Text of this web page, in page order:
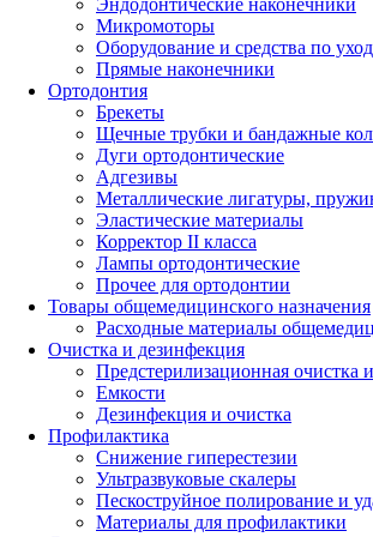
Микромоторы
Оборудование и средства по
Прямые наконечники
Ортодонтия
Брекеты
Щечные трубки и бандажные
Дуги ортодонтические
Адгезивы
Металлические лигатуры,
Эластические материалы
Корректор II класса
Лампы ортодонтические
Прочее для ортодонтии
Товары общемедицинского назначения
Расходные материалы
Очистка и дезинфекция
Предстерилизационная очистка
Емкости
Дезинфекция и очистка
Профилактика
Снижение гиперестезии
Ультразвуковые скалеры
Пескоструйное полирование и
Материалы для профилактики